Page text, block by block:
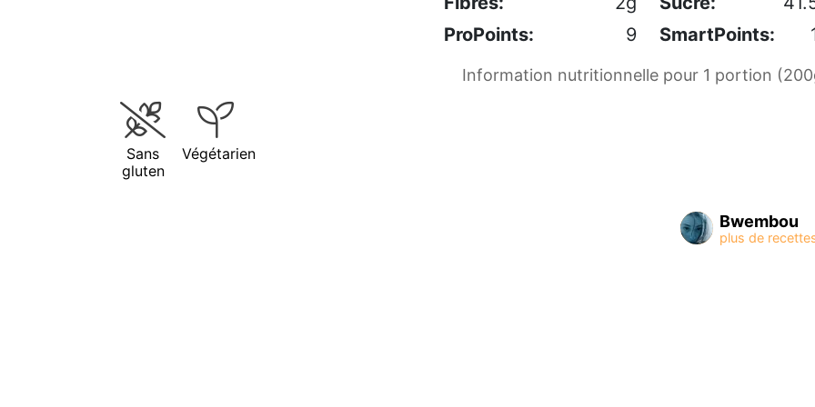
ProPoints:
9 SmartPoints:
Information nutritionnelle pour 1 portion
Sans
gluten
Végétarien
Bwembou